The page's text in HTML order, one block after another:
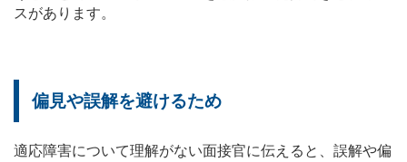
スがあります。
偏見や誤解を避けるため
適応障害について理解がない面接官に伝えると、誤解や偏